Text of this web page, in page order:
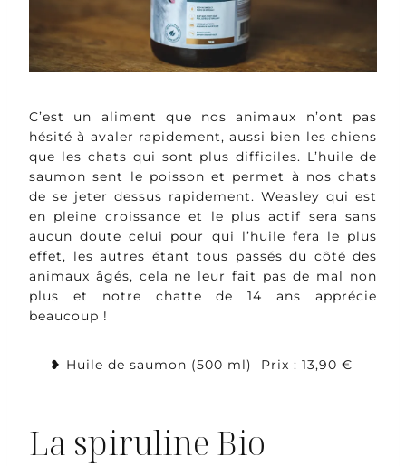
C’est un aliment que nos animaux n’ont pas
hésité à avaler rapidement, aussi bien les chiens
que les chats qui sont plus difficiles. L’huile de
saumon sent le poisson et permet à nos chats
de se jeter dessus rapidement. Weasley qui est
en pleine croissance et le plus actif sera sans
aucun doute celui pour qui l’huile fera le plus
effet, les autres étant tous passés du côté des
animaux âgés, cela ne leur fait pas de mal non
plus et notre chatte de 14 ans apprécie
beaucoup !
❥ Huile de saumon (500 ml) Prix : 13,90 €
La spiruline Bio